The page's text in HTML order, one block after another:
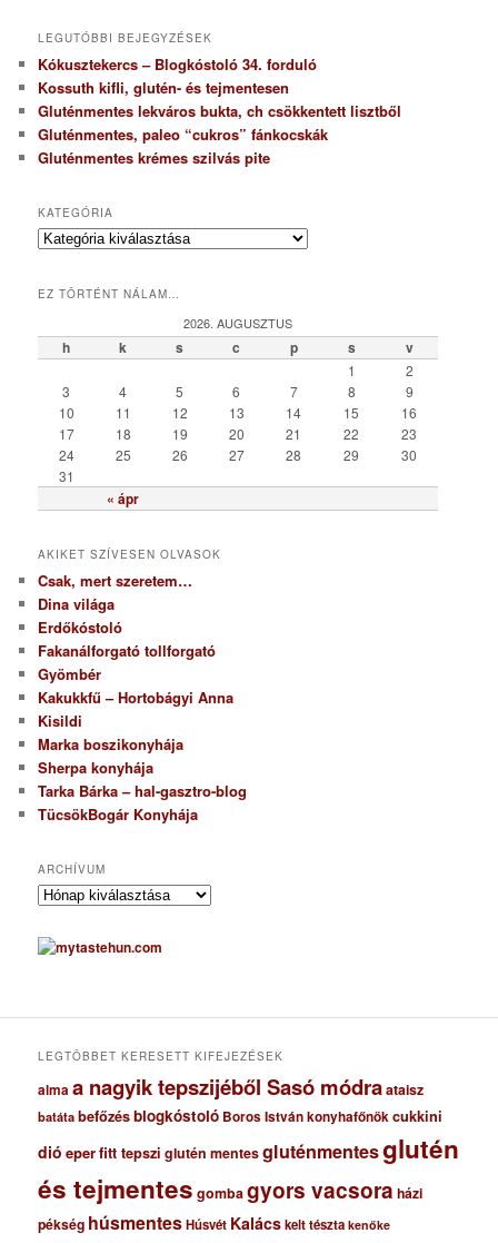
LEGUTÓBBI BEJEGYZÉSEK
Kókusztekercs – Blogkóstoló 34. forduló
Kossuth kifli, glutén- és tejmentesen
Gluténmentes lekváros bukta, ch csökkentett lisztből
Gluténmentes, paleo “cukros” fánkocskák
Gluténmentes krémes szilvás pite
KATEGÓRIA
K
e
ó
r
EZ TÖRTÉNT NÁLAM…
2026. AUGUSZTUS
h k s c p s v
« ápr
1
2
3
4 5 6 7 8
9
10
11 12 13 14 15
16
17
18 19 20 21 22
23
24
25 26 27 28 29
30
31
AKIKET SZÍVESEN OLVASOK
Csak, mert szeretem…
Dina világa
Erdőkóstoló
Fakanálforgató tollforgató
Gyömbér
Kakukkfű – Hortobágyi Anna
Kisildi
Marka boszikonyhája
Sherpa konyhája
Tarka Bárka – hal-gasztro-blog
TücsökBogár Konyhája
ARCHÍVUM
A
c
h
u
LEGTÖBBET KERESETT KIFEJEZÉSEK
almaa nagyik tepszijéből Sasó módraataisz
batáta befőzésblogkóstoló Boros István konyhafőnökcukkini
dió eperfitt tepszi glutén mentesgluténmentesglutén
és tejmentes gombagyors vacsora házi
pékség húsmentesHúsvét Kalácskelt tészta kenőke